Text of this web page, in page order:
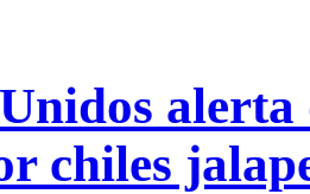
alerta
chiles